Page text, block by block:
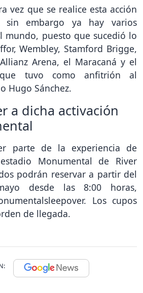
vez que se realice esta acción
sin embargo ya hay varios
mundo, puesto que sucedió lo
Wembley, Stamford Brigge,
Arena, el Maracaná y el
que tuvo como anfitrión al
Hugo Sánchez.
a dicha activación
parte de la experiencia de
Monumental de River
podrán reservar a partir del
desde las 8:00 horas,
Los cupos
de llegada.